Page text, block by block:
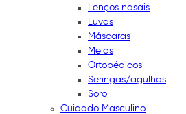
Lenços nasais
Luvas
Máscaras
Meias
Ortopédicos
Seringas/agulhas
Soro
Cuidado Masculino